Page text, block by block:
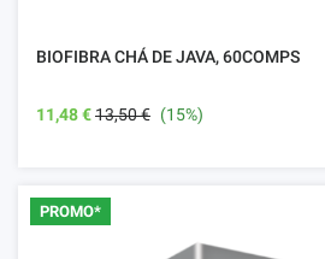
BIOFIBRA CHÁ DE JAVA, 60COMPS
11,48 €13,50 € (15%)
PROMO*